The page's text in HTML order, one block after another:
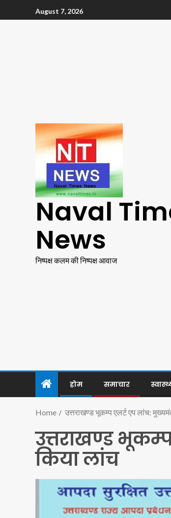
August 7, 2026
Naval
News
निष्पक्ष कलम की निष्पक्ष आवाज
होम समाचार
Home उत्तराखण्ड भूकम्प एलर्ट एप लांच:
उत्तराखण्ड
किया लांच